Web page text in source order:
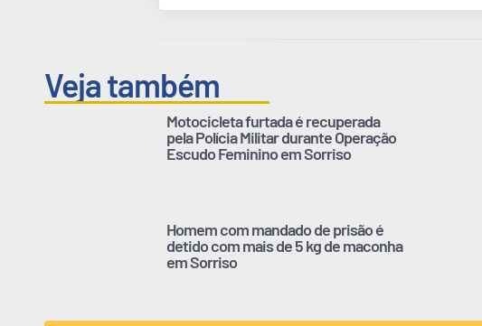
Veja também
Motocicleta furtada é recuperada
pela Polícia Militar durante Operação
Escudo Feminino em Sorriso
Homem com mandado de prisão é
detido com mais de 5 kg de maconha
em Sorriso